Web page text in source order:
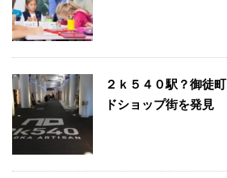
２ｋ５４０駅？御徒
ドショップ街を発見